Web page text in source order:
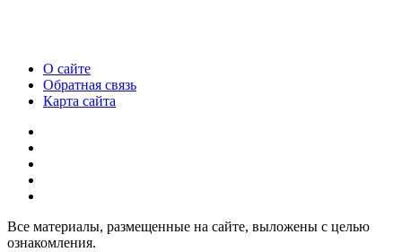
О сайте
Обратная связь
Карта сайта
Все материалы, размещенные на сайте, выложены с целью
ознакомления.